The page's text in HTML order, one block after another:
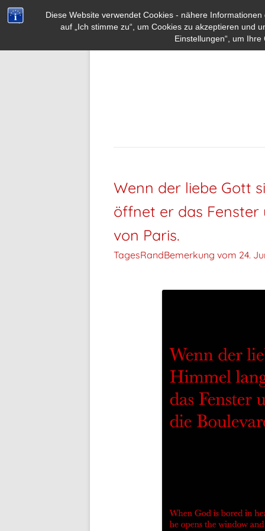
Diese Website verwendet Cookies - nähere
auf „Ich stimme zu“, um Cookies zu akzeptieren und
Einstellungen“, um Ihre
Wenn der liebe Gott
öffnet er das Fenster
von Paris.
TagesRandBemerkung vom 24.